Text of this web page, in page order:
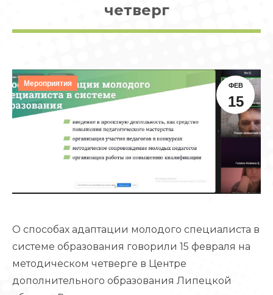
четверг
ФЕВ
15
Мероприятия
О способах адаптации молодого специалиста в
системе образования говорили 15 февраля на
методическом четверге в Центре
дополнительного образования Липецкой